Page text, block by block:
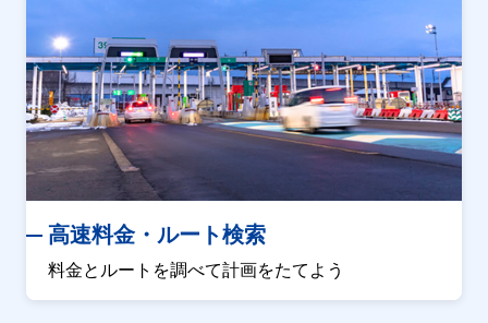
高速料金・ルート検索
料金とルートを調べて計画をたてよう